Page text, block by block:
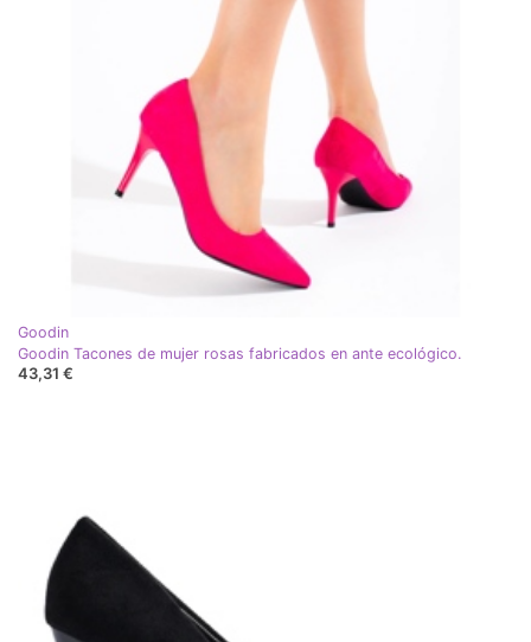
Goodin
Goodin Tacones de mujer rosas fabricados en ante ecológico.
43,31 €